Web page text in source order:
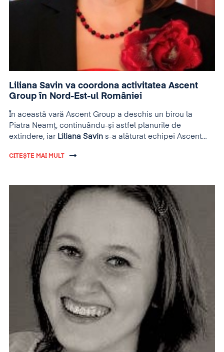
Liliana Savin va coordona activitatea Ascent
Group în Nord-Est-ul României
În această vară Ascent Group a deschis un birou la
Piatra Neamț, continuându-și astfel planurile de
extindere, iar Liliana Savin s-a alăturat echipei Ascent
Nord-Est a României.
CITEȘTE MAI MULT